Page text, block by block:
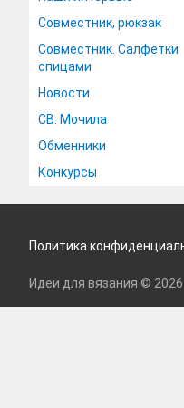
Совместник, рюкзак
Совместник. Салфетки
спицами
Новости
СВ. Мочила
Обменники
Конкурсы
Политика
Идеи для вязания © 2026